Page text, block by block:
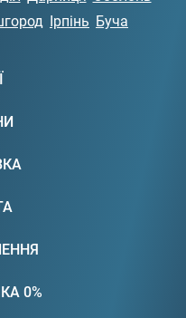
Ірпінь Буча
0%